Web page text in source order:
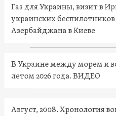
Газ для Украины, визит в
украинских
Азербайджана в Киеве
В Украине между морем и
летом 2026 года. ВИДЕО
Август, 2008. Хронология